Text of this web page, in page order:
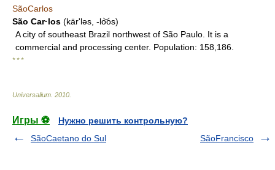
SãoCarlos
São Car·los (kärʹləs, -lo͝os)
A city of southeast Brazil northwest of São Paulo. It is a
commercial and processing center. Population: 158,186.
* * *
Universalium 2010
Игры ⚽
Нужно решить контрольную?
SãoCaetano do Sul
SãoFrancisco